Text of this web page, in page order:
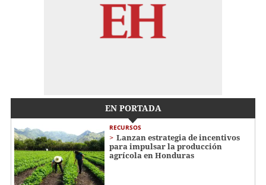
EN PORTADA
RECURSOS
Lanzan estrategia de incentivos
para impulsar la producción
agrícola en Honduras